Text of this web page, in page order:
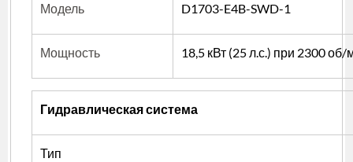
Модель D1703-E4B-SWD-1
Мощность 18,5 кВт (25 л.с.) при 2300 об/
Гидравлическая система
Тип